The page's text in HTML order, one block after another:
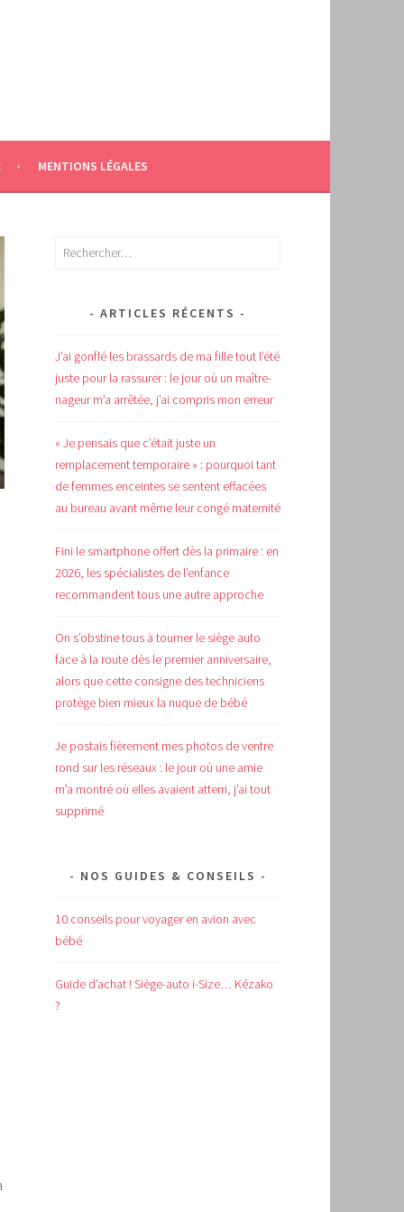
MENTIONS LÉGALES
Rechercher :
ARTICLES RÉCENTS
J’ai gonflé les brassards de ma fille tout l’été
juste pour la rassurer : le jour où un maître-
nageur m’a arrêtée, j’ai compris mon erreur
« Je pensais que c’était juste un
remplacement temporaire » : pourquoi tant
de femmes enceintes se sentent effacées
au bureau avant même leur congé maternité
Fini le smartphone offert dès la primaire : en
2026, les spécialistes de l’enfance
recommandent tous une autre approche
On s’obstine tous à tourner le siège auto
face à la route dès le premier anniversaire,
alors que cette consigne des techniciens
protège bien mieux la nuque de bébé
Je postais fièrement mes photos de ventre
rond sur les réseaux : le jour où une amie
m’a montré où elles avaient atterri, j’ai tout
supprimé
NOS GUIDES & CONSEILS
10 conseils pour voyager en avion avec
bébé
Guide d’achat ! Siège-auto i-Size… Kézako
?